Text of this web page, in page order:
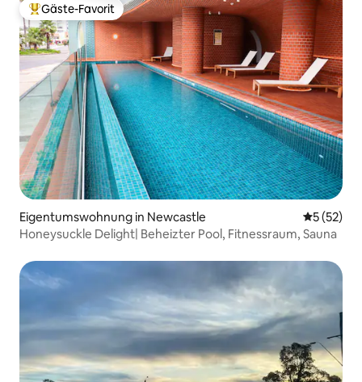
Beliebter Gäste-Favorit.
Gäste-Favorit
Eigentumswohnung in Newcastle
5 (52)
Honeysuckle Delight| Beheizter Pool, Fitnessraum, Sauna